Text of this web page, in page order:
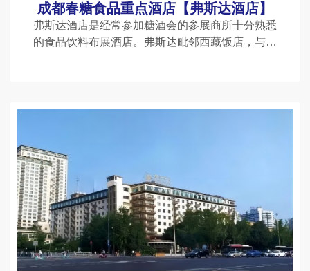
成都春糖食品重点酒店【弗斯达酒店】
弗斯达酒店是经常参加糖酒会的参展商所十分熟悉
的食品饮料布展酒店。弗斯达毗邻西藏饭店，与附